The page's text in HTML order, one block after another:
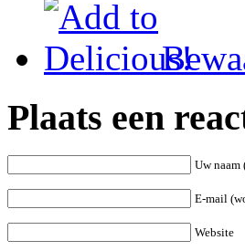
Plaats een
Uw
E-mail
Website